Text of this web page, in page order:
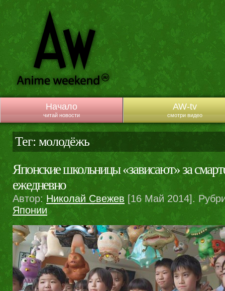
Начало
читай новости
AW-tv
смотри видео
Тег: молодёжь
Японские школьницы «зависают» за
ежедневно
Автор:Николай Свежев [16 Май 2014].
Японии